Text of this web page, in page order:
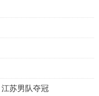
苏男队夺冠